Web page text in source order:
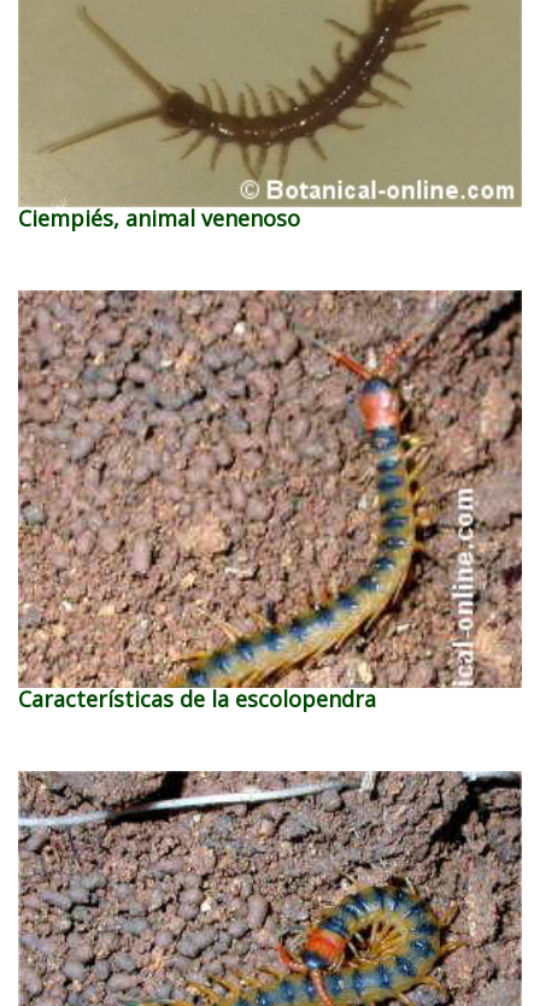
Ciempiés, animal venenoso
Características de la escolopendra